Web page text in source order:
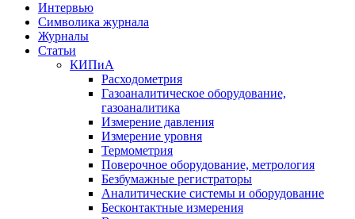
Интервью
Символика журнала
Журналы
Статьи
КИПиА
Расходометрия
Газоаналитическое оборудование,
газоаналитика
Измерение давления
Измерение уровня
Термометрия
Поверочное оборудование, метрология
Безбумажные регистраторы
Аналитические системы и оборудование
Бесконтактные измерения